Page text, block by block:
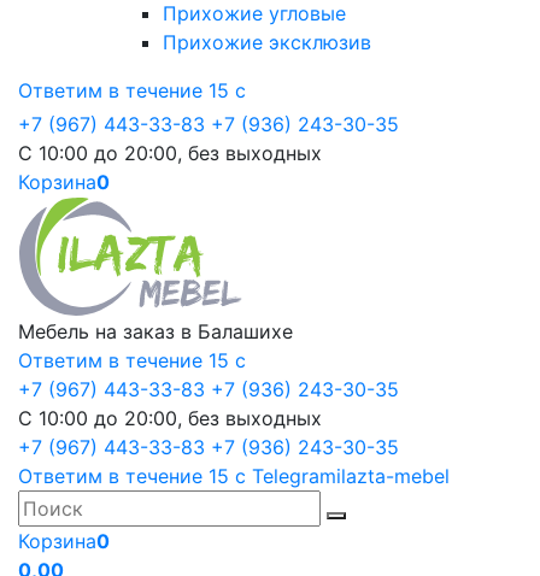
Прихожие угловые
Прихожие эксклюзив
Ответим в течение 15 с
+7 (967) 443-33-83 +7 (936) 243-30-35
С 10:00 до 20:00, без выходных
Корзина0
Мебель на заказ в Балашихе
Ответим в течение 15 с
+7 (967) 443-33-83 +7 (936) 243-30-35
С 10:00 до 20:00, без выходных
+7 (967) 443-33-83 +7 (936) 243-30-35
Ответим в течение 15 с Telegramilazta-mebel
Корзина0
0,00